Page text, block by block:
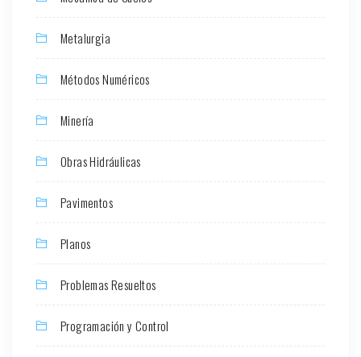
Metalurgia
Métodos Numéricos
Minería
Obras Hidráulicas
Pavimentos
Planos
Problemas Resueltos
Programación y Control